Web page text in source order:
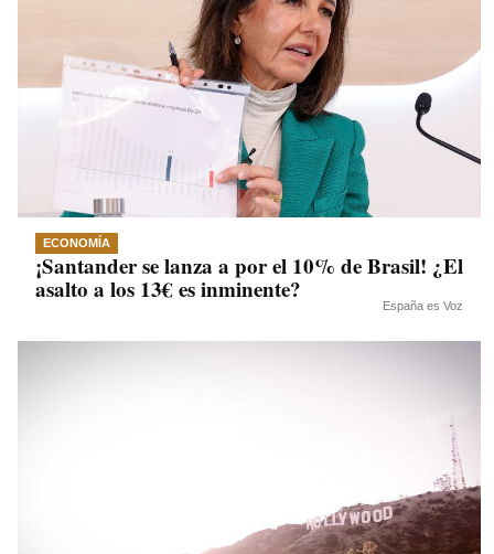
ECONOMÍA
¡Santander se lanza a por el 10% de Brasil! ¿El
asalto a los 13€ es inminente?
España es Voz